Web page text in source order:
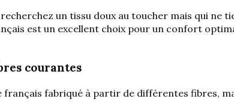
recherchez un tissu doux au toucher mais qui ne
est un excellent choix pour un confort
courantes
français fabriqué à partir de différentes fibres,